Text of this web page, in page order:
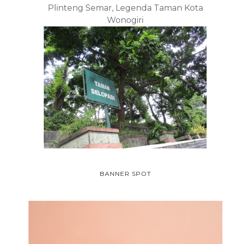
Plinteng Semar, Legenda Taman Kota
Wonogiri
BANNER SPOT